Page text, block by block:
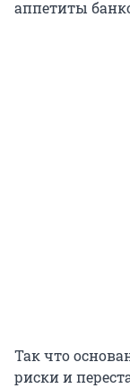
аппетиты
Так что
риски и